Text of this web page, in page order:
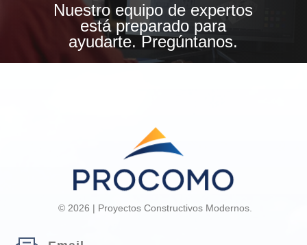
Nuestro equipo de expertos
está preparado para
ayudarte. Pregúntanos.
© 2026 | Proyectos Constructivos Modernos.